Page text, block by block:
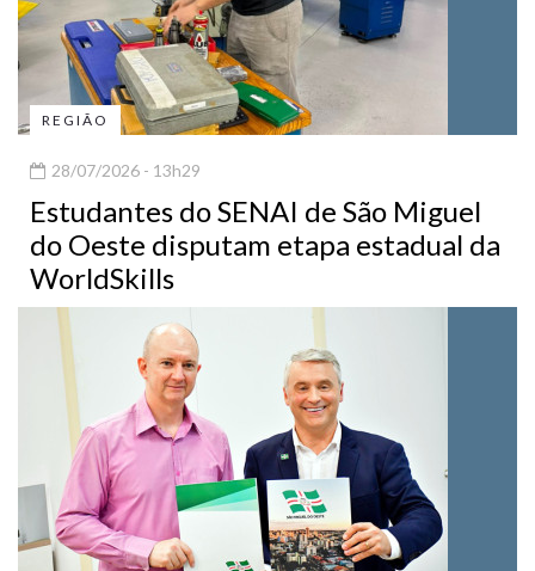
REGIÃO
28/07/2026 - 13h29
Estudantes do SENAI de São Miguel
do Oeste disputam etapa estadual da
WorldSkills